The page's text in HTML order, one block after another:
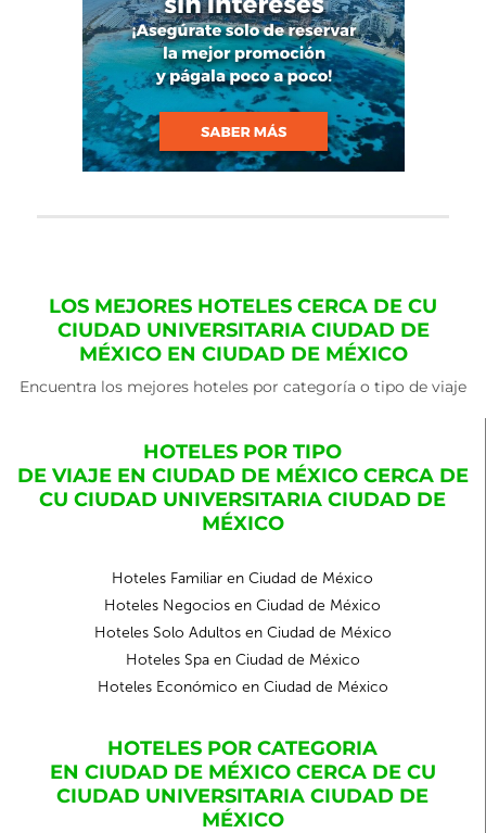
LOS MEJORES HOTELES CERCA DE CU
CIUDAD UNIVERSITARIA CIUDAD DE
MÉXICO EN CIUDAD DE MÉXICO
Encuentra los mejores hoteles por categoría o tipo de viaje
HOTELES POR TIPO
DE VIAJE EN CIUDAD DE MÉXICO CERCA DE
CU CIUDAD UNIVERSITARIA CIUDAD DE
MÉXICO
Hoteles Familiar en Ciudad de México
Hoteles Negocios en Ciudad de México
Hoteles Solo Adultos en Ciudad de México
Hoteles Spa en Ciudad de México
Hoteles Económico en Ciudad de México
HOTELES POR CATEGORIA
EN CIUDAD DE MÉXICO CERCA DE CU
CIUDAD UNIVERSITARIA CIUDAD DE
MÉXICO